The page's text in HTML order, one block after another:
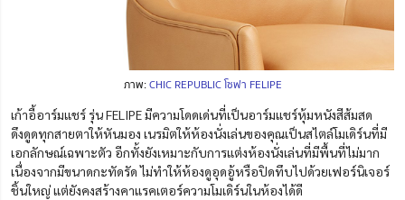
ภาพ:CHIC REPUBLIC โซฟา FELIPE
เก้าอี้อาร์มแชร์ รุ่น FELIPE มีความโดดเด่นที่เป็นอาร์มแชร์หุ้มหนังสีส้มสด
ดึงดูดทุกสายตาให้หันมอง เนรมิตให้ห้องนั่งเล่นของคุณเป็นสไตล์โมเดิร์นที่มี
เอกลักษณ์เฉพาะตัว อีกทั้งยังเหมาะกับการแต่งห้องนั่งเล่นที่มีพื้นที่ไม่มาก
เนื่องจากมีขนาดกะทัดรัด ไม่ทำให้ห้องดูอุดอู้หรือปิดทึบไปด้วยเฟอร์นิเจอร์
ชิ้นใหญ่ แต่ยังคงสร้างคาแรคเตอร์ความโมเดิร์นในห้องได้ดี